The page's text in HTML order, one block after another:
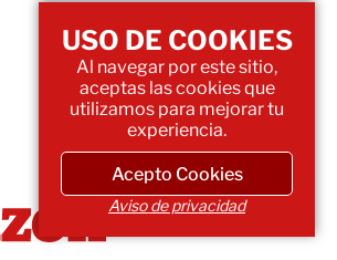
USO DE COOKIES
Al navegar por este sitio,
aceptas las cookies que
utilizamos para mejorar tu
experiencia.
Acepto Cookies
Aviso de privacidad